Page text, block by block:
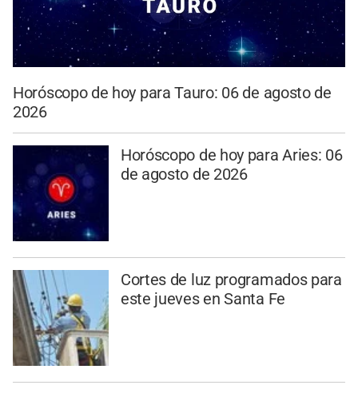
Horóscopo de hoy para Tauro: 06 de agosto de
2026
Horóscopo de hoy para Aries: 06
de agosto de 2026
Cortes de luz programados para
este jueves en Santa Fe